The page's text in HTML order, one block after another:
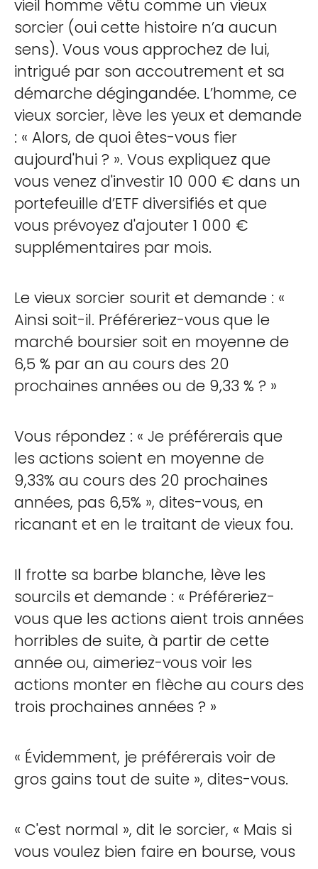
vieil homme vêtu comme un vieux
sorcier (oui cette histoire n’a aucun
sens). Vous vous approchez de lui,
intrigué par son accoutrement et sa
démarche dégingandée. L’homme, ce
vieux sorcier, lève les yeux et demande
: « Alors, de quoi êtes-vous fier
aujourd'hui ? ». Vous expliquez que
vous venez d'investir 10 000 € dans un
portefeuille d’ETF diversifiés et que
vous prévoyez d'ajouter 1 000 €
supplémentaires par mois.
Le vieux sorcier sourit et demande : «
Ainsi soit-il. Préféreriez-vous que le
marché boursier soit en moyenne de
6,5 % par an au cours des 20
prochaines années ou de 9,33 % ? »
Vous répondez : « Je préférerais que
les actions soient en moyenne de
9,33% au cours des 20 prochaines
années, pas 6,5% », dites-vous, en
ricanant et en le traitant de vieux fou.
Il frotte sa barbe blanche, lève les
sourcils et demande : « Préféreriez-
vous que les actions aient trois années
horribles de suite, à partir de cette
année ou, aimeriez-vous voir les
actions monter en flèche au cours des
trois prochaines années ? »
« Évidemment, je préférerais voir de
gros gains tout de suite », dites-vous.
« C'est normal », dit le sorcier, « Mais si
vous voulez bien faire en bourse, vous